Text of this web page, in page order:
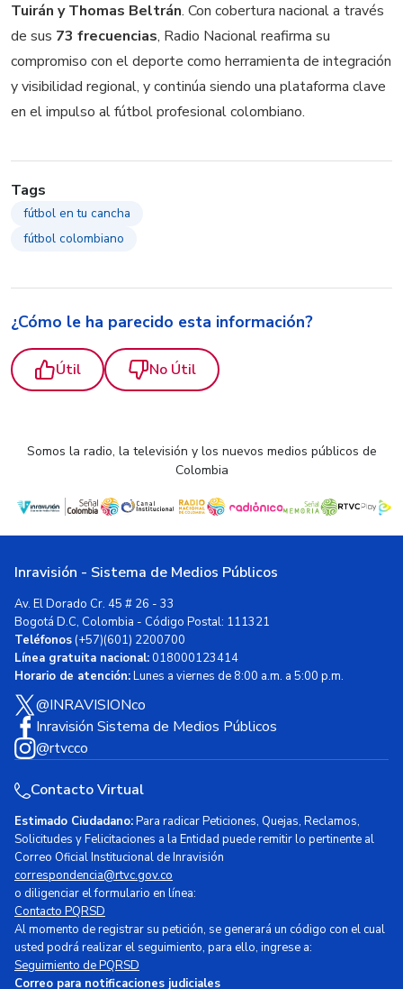
Tuirán y Thomas Beltrán. Con cobertura nacional a través
de sus 73 frecuencias, Radio Nacional reafirma su
compromiso con el deporte como herramienta de integración
y visibilidad regional, y continúa siendo una plataforma clave
en el impulso al fútbol profesional colombiano.
Tags
fútbol en tu cancha
fútbol colombiano
¿Cómo le ha parecido esta información?
Útil No Útil
Somos la radio, la televisión y los nuevos medios públicos de
Colombia
Inravisión - Sistema de Medios Públicos
Av. El Dorado Cr. 45 # 26 - 33
Bogotá D.C, Colombia - Código Postal: 111321
Teléfonos(+57)(601) 2200700
Línea gratuita nacional:018000123414
Horario de atención:Lunes a viernes de 8:00 a.m. a 5:00 p.m.
@INRAVISIONco
Inravisión Sistema de Medios Públicos
@rtvcco
Contacto Virtual
Estimado Ciudadano:Para radicar Peticiones, Quejas, Reclamos,
Solicitudes y Felicitaciones a la Entidad puede remitir lo pertinente al
Correo Oficial Institucional de Inravisión
correspondencia@rtvc.gov.co
o diligenciar el formulario en línea:
Contacto PQRSD
Al momento de registrar su petición, se generará un código con el cual
usted podrá realizar el seguimiento, para ello, ingrese a:
Seguimiento de PQRSD
Correo para notificaciones judiciales